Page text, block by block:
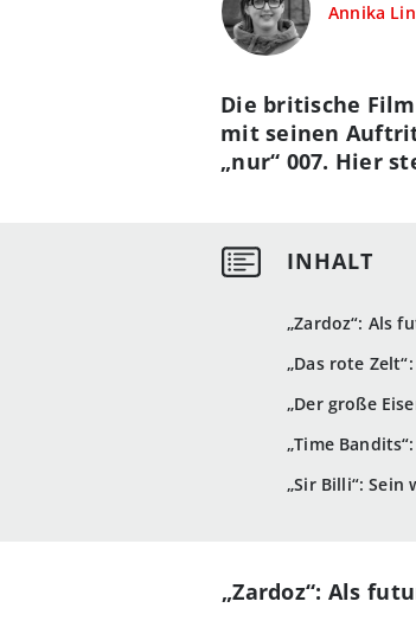
Annika
„Zardoz“: Als
„Das rote
„Der große
„Time
„Sir Billi“:
Die britische
mit seinen
„nur“ 007. Hier
„Zardoz“: Als